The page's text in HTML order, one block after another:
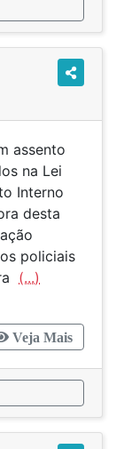
assento
na Lei
Interno
desta
policiais
(...)
Veja Mais